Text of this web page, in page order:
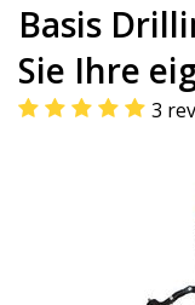
Basis
Sie Ihre
3